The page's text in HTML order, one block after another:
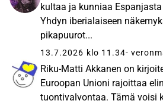
kultaa ja kunniaa
Yhdyn iberialaiseen
pikapuurot...
13.7.2026 klo 11.34-
Riku-Matti Akkanen on
Euroopan Unioni rajoittaa
tuontivalvontaa. Tämä voisi